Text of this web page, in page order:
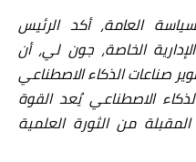
العامة، أكد الرئيس
الخاصة، جون لي، أن
صناعات الذكاء الاصطناعي
الاصطناعي يُعد القوة
من الثورة العلمية